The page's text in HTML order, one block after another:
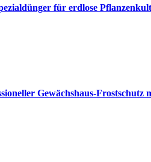
für erdlose
Gewächshaus-